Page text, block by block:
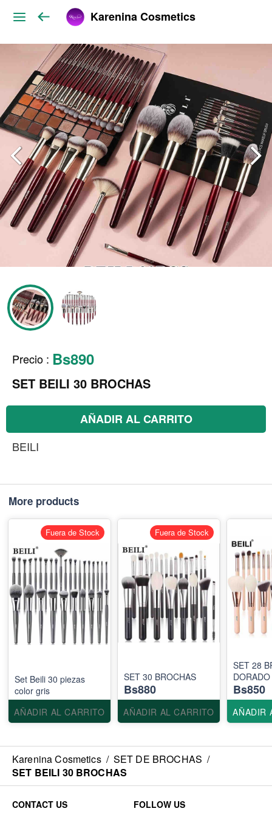
Karenina Cosmetics
Precio : Bs890
SET BEILI 30 BROCHAS
AÑADIR AL CARRITO
BEILI
More products
Set Beili 30 piezas
color gris
AÑADIR AL CARRITO
Fuera de Stock
SET 30 BROCHAS
Bs880
AÑADIR AL CARRITO
Fuera de Stock
SET 28
DORADO
Bs850
AÑADIR
Karenina Cosmetics / SET DE BROCHAS /
SET BEILI 30 BROCHAS
CONTACT US
FOLLOW US